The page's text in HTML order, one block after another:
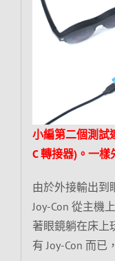
小編第二個測試
C 轉接器)。一樣
由於外接輸出到
Joy-Con 從主機
著眼鏡躺在床上
有 Joy-Con 而已